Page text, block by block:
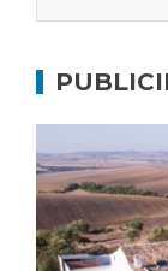
Bornos
El Frente